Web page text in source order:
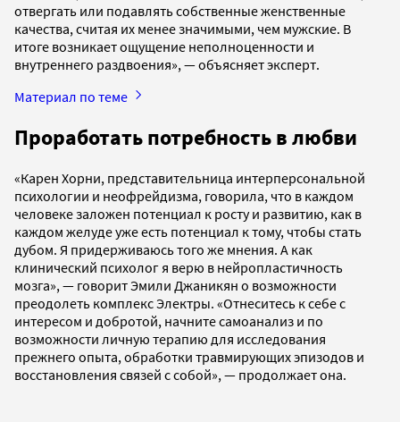
отвергать или подавлять собственные женственные
качества, считая их менее значимыми, чем мужские. В
итоге возникает ощущение неполноценности и
внутреннего раздвоения», — объясняет эксперт.
Материал по теме
Проработать потребность в любви
«Карен Хорни, представительница интерперсональной
психологии и неофрейдизма, говорила, что в каждом
человеке заложен потенциал к росту и развитию, как в
каждом желуде уже есть потенциал к тому, чтобы стать
дубом. Я придерживаюсь того же мнения. А как
клинический психолог я верю в нейропластичность
мозга», — говорит Эмили Джаникян о возможности
преодолеть комплекс Электры. «Отнеситесь к себе с
интересом и добротой, начните самоанализ и по
возможности личную терапию для исследования
прежнего опыта, обработки травмирующих эпизодов и
восстановления связей с собой», — продолжает она.